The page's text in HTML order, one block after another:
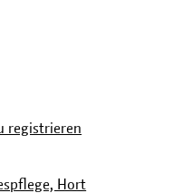
registrieren
Hort